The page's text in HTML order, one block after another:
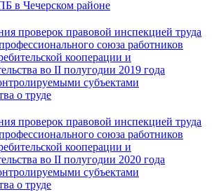
в Чечерском районе
проверок правовой инспекцией труда
союза работников
кооперации и
во II полугодии 2019 года
субъектами
о труде
проверок правовой инспекцией труда
союза работников
кооперации и
во II полугодии 2020 года
субъектами
о труде